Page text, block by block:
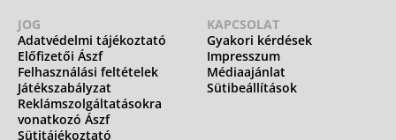
JOG
Adatvédelmi tájékoztató
Előfizetői Ászf
Felhasználási feltételek
Játékszabályzat
Reklámszolgáltatásokra
vonatkozó Ászf
Sütitájékoztató
KAPCSOLAT
Gyakori kérdések
Impresszum
Médiaajánlat
Sütibeállítások